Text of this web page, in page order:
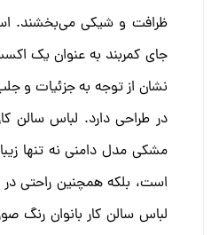
ظرافت و شیکی می‌بخشند.
جای کمربند به عنوان یک
نشان از توجه به جزئیات و
در طراحی دارد. لباس سالن
مشکی مدل دامنی نه تنها
است، بلکه همچنین راحتی در
لباس سالن کار بانوان رنگ